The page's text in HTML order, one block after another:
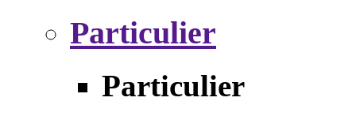
Particulier
Particulier